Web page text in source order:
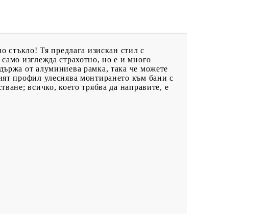
стъкло! Тя предлага изискан стил с
изглежда страхотно, но е и много
от алуминиева рамка, така че можете
профил улеснява монтирането към бани с
всичко, което трябва да направите, е